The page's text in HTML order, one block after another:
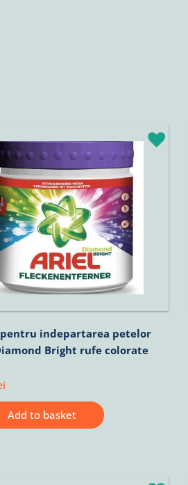
indepartarea petelor
Bright rufe colorate
Add to basket